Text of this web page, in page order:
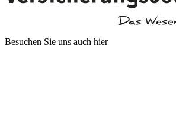
Besuchen Sie uns auch hier